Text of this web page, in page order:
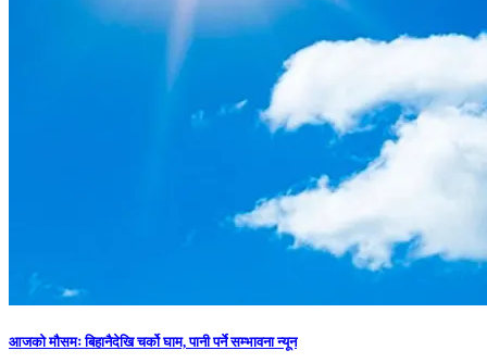
आजको मौसमः बिहानैदेखि चर्को घाम, पानी पर्ने सम्भावना न्यून